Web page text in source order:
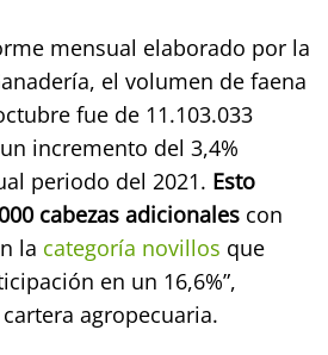
mensual elaborado por la
el volumen de faena
fue de 11.103.033
incremento del 3,4%
periodo del 2021. Esto
cabezas adicionales con
la categoría novillos que
en un 16,6%”,
agropecuaria.